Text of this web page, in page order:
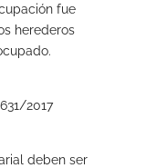
fue
herederos
2017
deben ser